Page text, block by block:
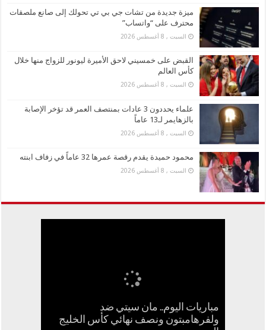
ميزة جديدة من تشات جي بي تي تحولك إلى صانع ملصقات
محترف على “واتساب”
السبت , 8 أغسطس 2026
القبض على خمسيني لاحق الأميرة ليونور للزواج منها خلال
كأس العالم
السبت , 8 أغسطس 2026
علماء يحددون 3 عادات بمنتصف العمر قد تؤخر الإصابة
بالزهايمر لـ13 عاماً
السبت , 8 أغسطس 2026
محمود حميدة يقدم رقصة عمرها 32 عاماً في زفاف ابنته
السبت , 8 أغسطس 2026
مباريات اليوم.. مان سيتي ضد
ولفرهامبتون ونصف نهائي كأس الخليج
خبازة ألمانية تنقذ حياة زوجين من زبائنها
ميزة جديدة من تشات جي بي تي تحولك
إلى صانع ملصقات محترف على
القبض على خمسيني لاحق الأميرة ليونور
علماء يحددون 3 عادات بمنتصف العمر قد
محمود حميدة يقدم رقصة عمرها 32 عاماً